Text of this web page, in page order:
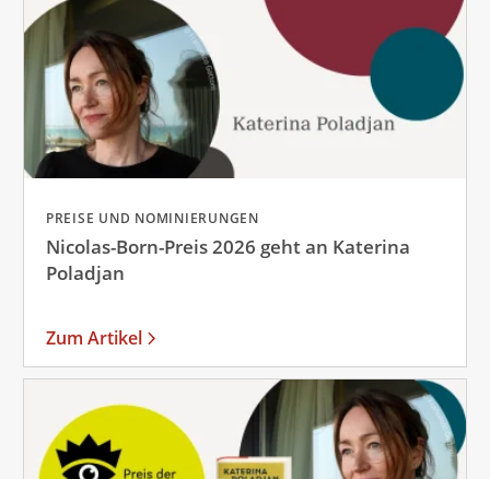
PREISE UND NOMINIERUNGEN
Nicolas-Born-Preis 2026 geht an Katerina
Poladjan
Zum Artikel